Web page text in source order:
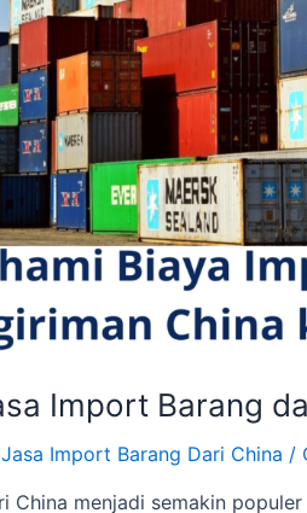
Import Barang
Jasa Import Barang Dari China /
China menjadi semakin